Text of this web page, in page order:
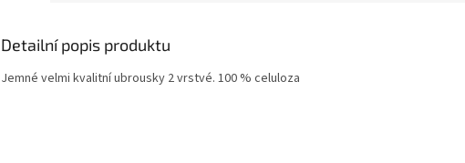
Detailní popis produktu
Jemné velmi kvalitní ubrousky 2 vrstvé. 100 % celuloza